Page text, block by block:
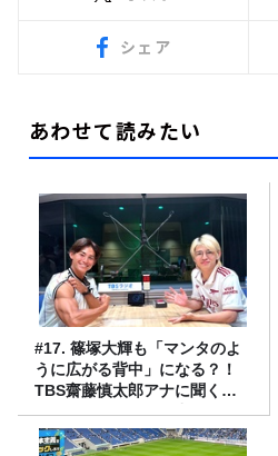
シェア
あわせて読みたい
#17. 篠塚大輝も「マンタのよ
うに広がる背中」になる？！
TBS齋藤慎太郎アナに聞くメ
ンズフィジークの魅力！！